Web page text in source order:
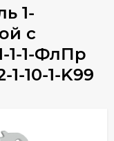
1-
с
1-1-ФлПр
10-1-K99